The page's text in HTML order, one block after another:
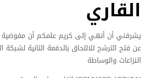
أن مفوضية الإتحاد الإفريقي قد أعلنت
الثانية لشبكة النساء الإفريقيات للوقاية من